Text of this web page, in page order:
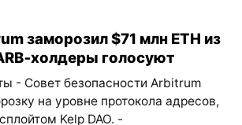
заморозил $71 млн ETH из
голосуют
- Совет безопасности Arbitrum
на уровне протокола адресов,
Kelp DAO. -